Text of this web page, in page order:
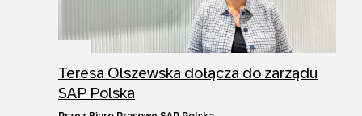
Teresa Olszewska dołącza do zarządu
SAP Polska